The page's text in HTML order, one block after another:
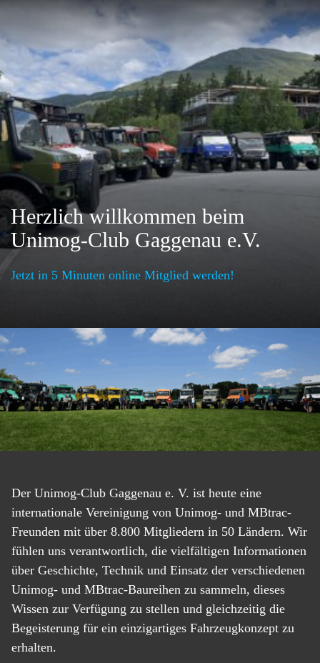
Herzlich willkommen beim
Unimog-Club Gaggenau e.V.
Jetzt in 5 Minuten online Mitglied werden!
Der Unimog-Club Gaggenau e. V. ist heute eine
internationale Vereinigung von Unimog- und MBtrac-
Freunden mit über 8.800 Mitgliedern in 50 Ländern. Wir
fühlen uns verantwortlich, die vielfältigen Informationen
über Geschichte, Technik und Einsatz der verschiedenen
Unimog- und MBtrac-Baureihen zu sammeln, dieses
Wissen zur Verfügung zu stellen und gleichzeitig die
Begeisterung für ein einzigartiges Fahrzeugkonzept zu
erhalten.